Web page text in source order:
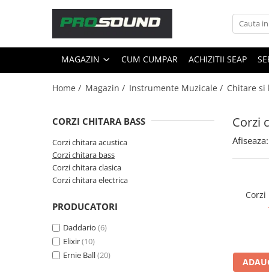
Magazin
Sonorizare / PA
Playere si Recordere
Power Conditioner
Unelte Audio
Microfoane
Capsule de microfon
Case-uri de microfoane
Microfoane de broadcast
Microfoane de instrumente
MAGAZIN CUM CUMPAR ACHIZITII SEAP
Home / Magazin / Instrumente Muzicale / Chitare si
Corzi
CORZI CHITARA BASS
Corzi chitara acustica
Corzi chitara bass
Corzi chitara clasica
Corzi chitara electrica
PRODUCATORI
Daddario (6)
Elixir(10)
Ernie Ball(20)
Afiseaza:
Corzi